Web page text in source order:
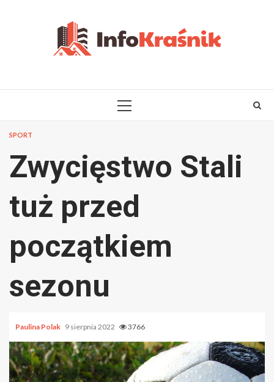
PRIMARY
SPORT
Zwycięstwo Stali
tuż przed
początkiem
sezonu
Paulina Polak 9 sierpnia 2022 3766